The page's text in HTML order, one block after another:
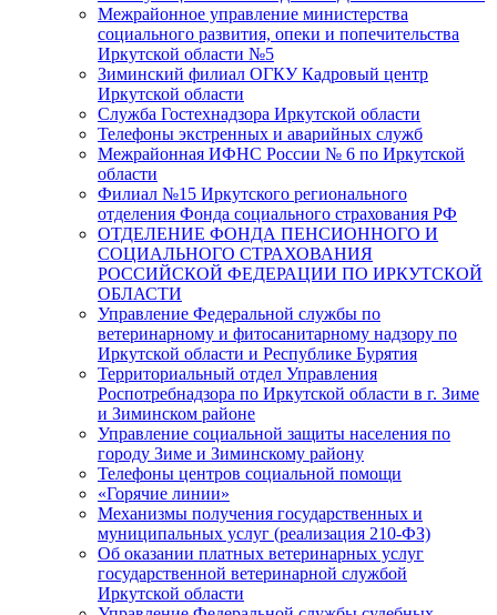
Межрайонное управление министерства
социального развития, опеки и попечительства
Иркутской области №5
Зиминский филиал ОГКУ Кадровый центр
Иркутской области
Служба Гостехнадзора Иркутской области
Телефоны экстренных и аварийных служб
Межрайонная ИФНС России № 6 по Иркутской
области
Филиал №15 Иркутского регионального
отделения Фонда социального страхования РФ
ОТДЕЛЕНИЕ ФОНДА ПЕНСИОННОГО И
СОЦИАЛЬНОГО СТРАХОВАНИЯ
РОССИЙСКОЙ ФЕДЕРАЦИИ ПО ИРКУТСКОЙ
ОБЛАСТИ
Управление Федеральной службы по
ветеринарному и фитосанитарному надзору по
Иркутской области и Республике Бурятия
Территориальный отдел Управления
Роспотребнадзора по Иркутской области в г. Зиме
и Зиминском районе
Управление социальной защиты населения по
городу Зиме и Зиминскому району
Телефоны центров социальной помощи
«Горячие линии»
Механизмы получения государственных и
муниципальных услуг (реализация 210-ФЗ)
Об оказании платных ветеринарных услуг
государственной ветеринарной службой
Иркутской области